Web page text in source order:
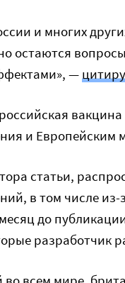
и многих
остаются
—
и Европейским
статьи,
в том числе
до
разработчик